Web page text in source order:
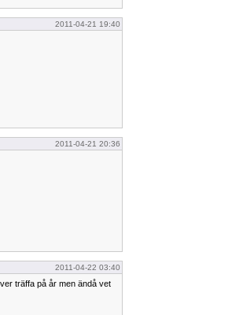
2011-04-21 19:40
2011-04-21 20:36
2011-04-22 03:40
träffa på år men ändå vet